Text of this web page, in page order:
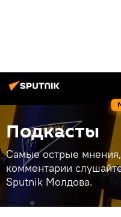
Подкасты
Самые острые
комментарии
Sputnik Молдова.